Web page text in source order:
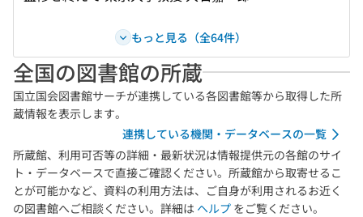
もっと見る（全64件）
全国の図書館の所蔵
国立国会図書館サーチが連携している各図書館等から取得した所
蔵情報を表示します。
連携している機関・データベースの一覧
所蔵館、利用可否等の詳細・最新状況は情報提供元の各館のサイ
ト・データベースで直接ご確認ください。所蔵館から取寄せるこ
とが可能かなど、資料の利用方法は、ご自身が利用されるお近く
の図書館へご相談ください。詳細は ヘルプ をご覧ください。